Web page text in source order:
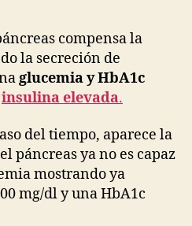
p
a
un
paso
de
la
compensa la
la secreción de
glucemia y HbA1c
insulina elevada.
del tiempo, aparece la
páncreas ya no es capaz
mostrando ya
mg/dl y una HbA1c